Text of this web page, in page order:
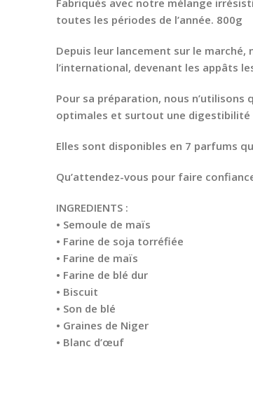
toutes les périodes de l’année. 800g
Depuis leur lancement sur le
l’international, devenant les appâts
Pour sa préparation, nous
optimales et surtout une digestibilité
Elles sont disponibles en 7 parfums
Qu’attendez-vous pour faire
INGREDIENTS :
• Semoule de maïs
• Farine de soja torréfiée
• Farine de maïs
• Farine de blé dur
• Biscuit
• Son de blé
• Graines de Niger
• Blanc d’œuf